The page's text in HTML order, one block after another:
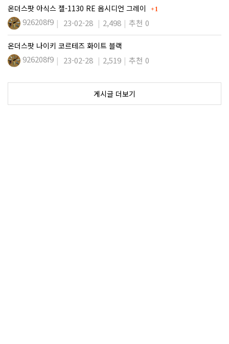
온더스팟 아식스 젤-1130 RE 옵시디언 그레이 댓글
1
926208f9 23-02-28 2,498 추천 0
온더스팟 나이키 코르테즈 화이트 블랙
926208f9 23-02-28 2,519 추천 0
게시글 더보기